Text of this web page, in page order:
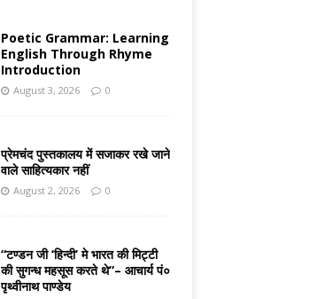
Poetic Grammar: Learning
English Through Rhyme
Introduction
August 3, 2026 0
प्रेमचंद पुस्तकालय में सजाकर रखे जाने
वाले साहित्यकार नहीं
August 2, 2026 0
“टण्डन जी ‘हिन्दी’ मे भारत की मिट्टी
की सुगन्ध महसूस करते थे”– आचार्य पं०
पृथ्वीनाथ पाण्डेय